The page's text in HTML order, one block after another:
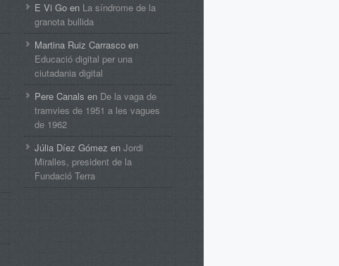
E Vi Go en La síndrome de la
granota bullida
Martina Ruiz Carrasco en
Educació digital per una
ciutadania digital
Pere Canals en De la vaga de
tramvies de 1951 a les vagues
de 1962
Júlia Díez Gómez en Jordi
Miralles, president de la
Fundació Terra